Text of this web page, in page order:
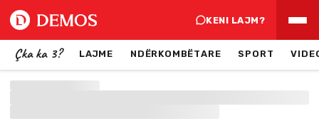
KENI LAJM?
Çka ka 3? LAJME NDËRKOMBËTARE SPORT